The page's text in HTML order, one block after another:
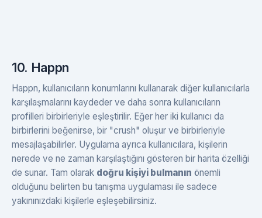
10. Happn
Happn, kullanıcıların konumlarını kullanarak diğer kullanıcılarla
karşılaşmalarını kaydeder ve daha sonra kullanıcıların
profilleri birbirleriyle eşleştirilir. Eğer her iki kullanıcı da
birbirlerini beğenirse, bir "crush" oluşur ve birbirleriyle
mesajlaşabilirler. Uygulama ayrıca kullanıcılara, kişilerin
nerede ve ne zaman karşılaştığını gösteren bir harita özelliği
de sunar. Tam olarak doğru kişiyi bulmanın önemli
olduğunu belirten bu tanışma uygulaması ile sadece
yakınınızdaki kişilerle eşleşebilirsiniz.